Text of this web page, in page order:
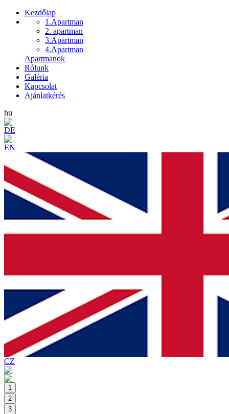
Kezdőlap
1.Apartman
2. apartman
3.Apartman
4.Apartman
Apartmanok
Rólunk
Galéria
Kapcsolat
Ajánlatkérés
hu
DE
EN
CZ
1
2
3